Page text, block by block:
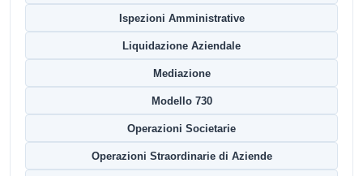
Ispezioni Amministrative
Liquidazione Aziendale
Mediazione
Modello 730
Operazioni Societarie
Operazioni Straordinarie di Aziende